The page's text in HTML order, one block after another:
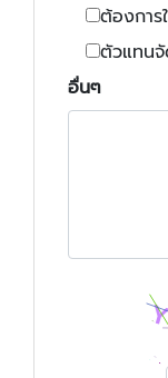
ต้องกา
ตัวแทน
อื่นๆ